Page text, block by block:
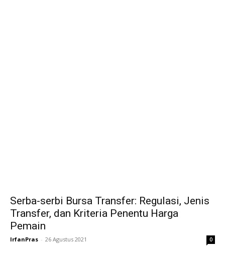
Serba-serbi Bursa Transfer: Regulasi, Jenis
Transfer, dan Kriteria Penentu Harga
Pemain
IrfanPras - 26 Agustus 2021 0